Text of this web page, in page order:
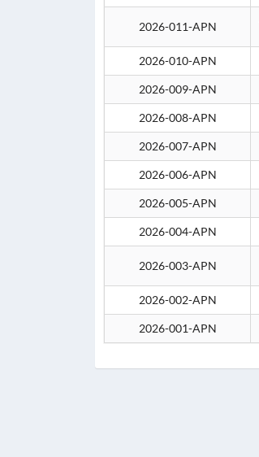
2026-011-APN
2026-010-APN
2026-009-APN
2026-008-APN
2026-007-APN
2026-006-APN
2026-005-APN
2026-004-APN
2026-003-APN
2026-002-APN
2026-001-APN